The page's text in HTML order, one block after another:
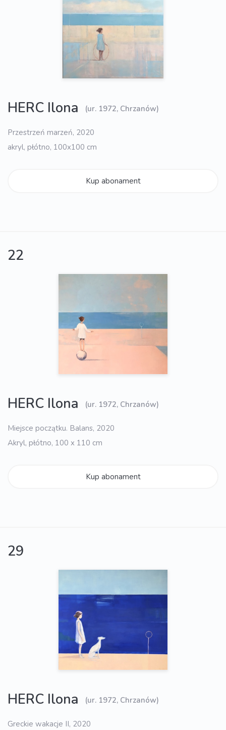
HERC Ilona (ur. 1972, Chrzanów)
Przestrzeń marzeń, 2020
akryl, płótno, 100x100 cm
Kup abonament
22
HERC Ilona (ur. 1972, Chrzanów)
Miejsce początku. Balans, 2020
Akryl, płótno, 100 x 110 cm
Kup abonament
29
HERC Ilona (ur. 1972, Chrzanów)
Greckie wakacje II, 2020